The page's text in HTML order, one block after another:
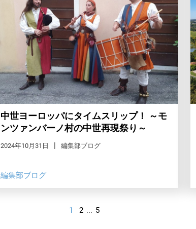
中世ヨーロッパにタイムスリップ！ ～モ
ンツァンバーノ村の中世再現祭り～
2024年10月31日 編集部ブログ
編集部ブログ
1 2 ... 5